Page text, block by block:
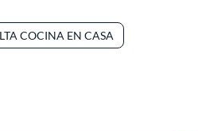
COCINA EN CASA